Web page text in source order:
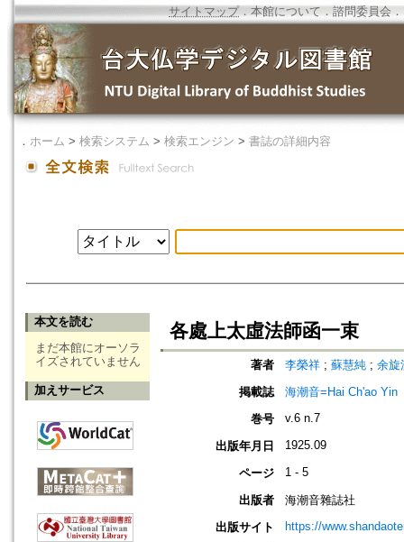
サイトマップ．本館について ． 諮問委員会 ．
． ホーム > 検索システム > 検索エンジン > 書誌の詳細内容
本文を読む
まだ本館にオーソラ
イズされていません
加えサービス
各處上太虛法師函一束
著者 李榮祥 ; 蘇慧純 ; 余
掲載誌
海潮音=Hai Ch'ao Yin
巻号
v.6 n.7
出版年月日 1925.09
ページ 1 - 5
出版者
海潮音雜誌社
出版サイト
https://